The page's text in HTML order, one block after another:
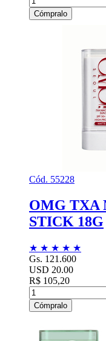
Cómpralo
Cód. 55228
OMG TXA
STICK 18G
★ ★ ★ ★ ★
Gs. 121.600
USD 20.00
R$ 105,20
Cómpralo